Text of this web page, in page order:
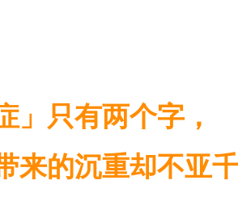
只有两个字，
的沉重却不亚